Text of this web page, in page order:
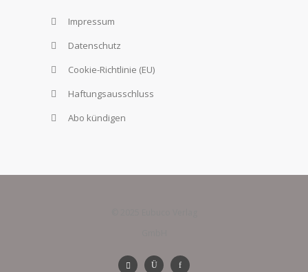
Impressum
Datenschutz
Cookie-Richtlinie (EU)
Haftungsausschluss
Abo kündigen